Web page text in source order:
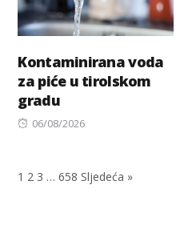
Kontaminirana voda
za piće u tirolskom
gradu
Posted
06/08/2026
1 2 3 … 658 Sljedeća »